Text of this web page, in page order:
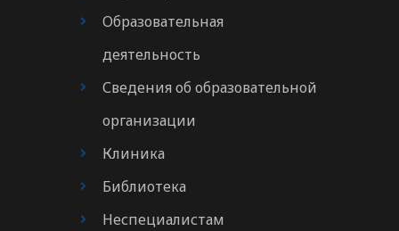
Образовательная
деятельность
Сведения об образовательной
организации
Клиника
Библиотека
Неспециалистам